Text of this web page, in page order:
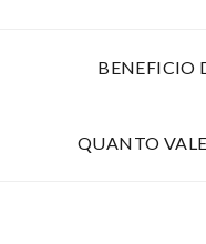
BENEFICIO
QUANTO VALE